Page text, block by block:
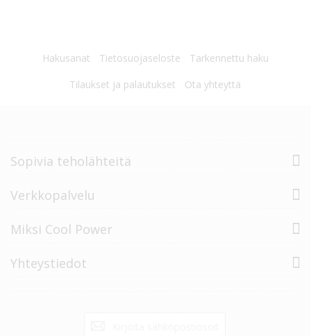
Hakusanat Tietosuojaseloste
Tarkennettu haku
Tilaukset ja palautukset
Ota yhteyttä
Sopivia teholähteitä
Verkkopalvelu
Miksi Cool Power
Yhteystiedot